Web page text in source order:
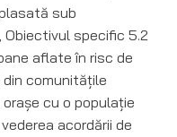
sub
specific 5.2
aflate în risc de
comunitățile
cu o populație
acordării de